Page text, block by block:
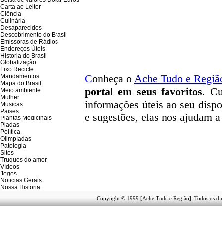
Carta ao Leitor
Ciência
Culinária
Desaparecidos
Descobrimento do Brasil
Emissoras de Rádios
Endereços Úteis
Historia do Brasil
Globalização
Lixo Recicle
Mandamentos
Mapa do Brasil
Meio ambiente
Mulher
Musicas
Paises
Plantas Medicinais
Piadas
Política
Olimpíadas
Patologia
Sites
Truques do amor
Vídeos
Jogos
Noticias Gerais
Nossa Historia
Conheça o Ache Tudo e
portal em seus favoritos.
informações úteis ao seu
e sugestões, elas nos ajudam
Copyright © 1999 [Ache Tudo e Região]. Todos os